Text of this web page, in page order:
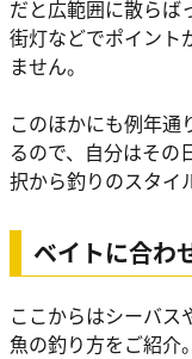
だと広範囲に散らば
街灯などでポイント
ません。
このほかにも例年通
るので、自分はその
択から釣りのスタイ
ベイトに合わ
ここからはシーバス
魚の釣り方をご紹介。